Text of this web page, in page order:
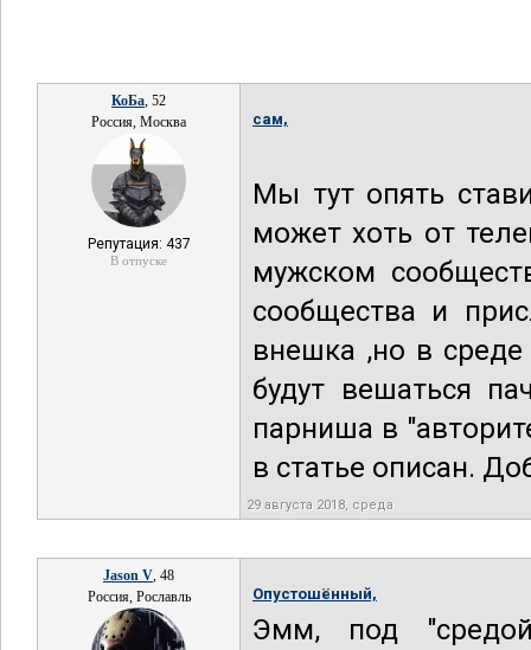
КоБа, 52
Россия, Москва
Репутация: 437
В отпуске
сам,
Мы тут опять
может хоть от
мужском
сообщества и
внешка ,но в
будут вешаться
парниша в
в статье описан.
29 августа 2018, среда
Jason V, 48
Россия, Рославль
Опустошённый,
Эмм, под